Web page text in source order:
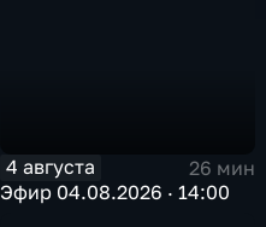
4 августа
26 мин
Эфир 04.08.2026 · 14:00